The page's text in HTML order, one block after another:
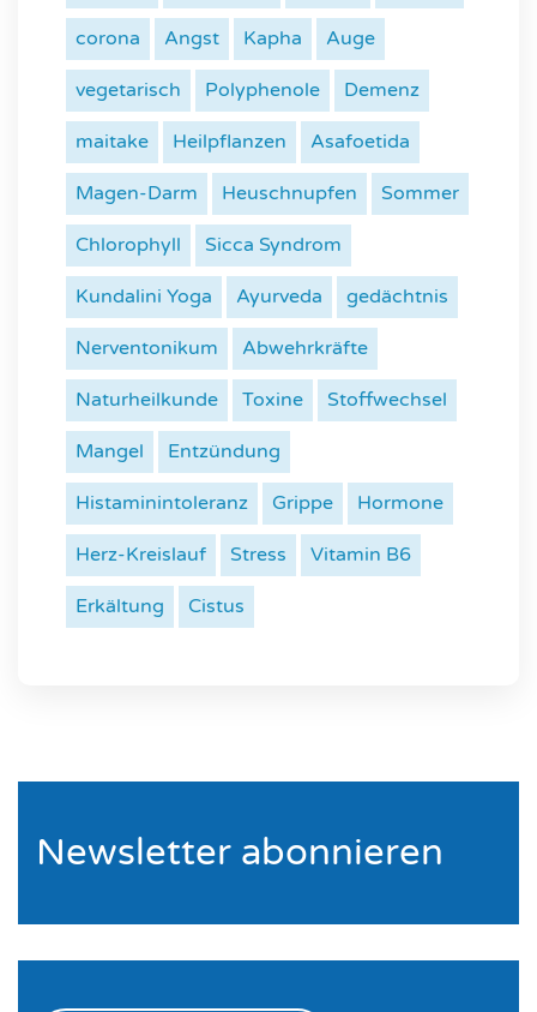
corona Angst Kapha Auge
vegetarisch Polyphenole Demenz
maitake Heilpflanzen Asafoetida
Magen-Darm Heuschnupfen Sommer
Chlorophyll Sicca Syndrom
Kundalini Yoga Ayurveda gedächtnis
Nerventonikum Abwehrkräfte
Naturheilkunde Toxine Stoffwechsel
Mangel Entzündung
Histaminintoleranz Grippe Hormone
Herz-Kreislauf Stress Vitamin B6
Erkältung Cistus
Newsletter abonnieren